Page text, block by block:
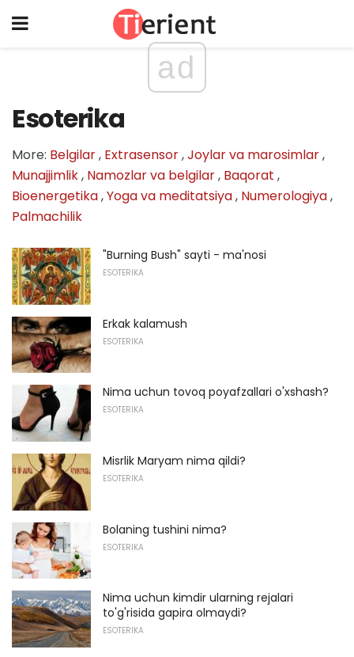
ad
Esoterika
More: Belgilar, Extrasensor,Joylar va marosimlar,
Munajjimlik, Namozlar va belgilar, Baqorat ,
Bioenergetika,Yoga va meditatsiya, Numerologiya,
Palmachilik
"Burning Bush" sayti - ma'nosi
ESOTERIKA
Erkak kalamush
ESOTERIKA
Nima uchun tovoq poyafzallari o'xshash?
ESOTERIKA
Misrlik Maryam nima qildi?
ESOTERIKA
Bolaning tushini nima?
ESOTERIKA
Nima uchun kimdir ularning rejalari
to'g'risida gapira olmaydi?
ESOTERIKA